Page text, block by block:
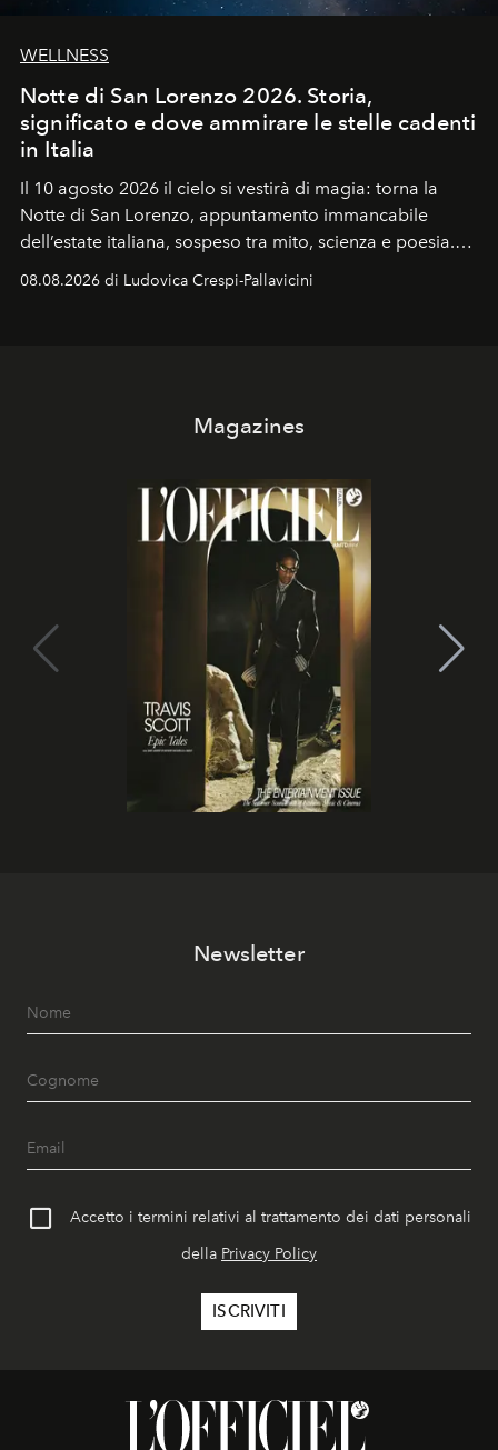
WELLNESS
Notte di San Lorenzo 2026. Storia,
significato e dove ammirare le stelle cadenti
in Italia
Il 10 agosto 2026 il cielo si vestirà di magia: torna la
Notte di San Lorenzo, appuntamento immancabile
dell’estate italiana, sospeso tra mito, scienza e poesia.
celeste per seguire il passaggio delle
08.08.2026 di Ludovica Crespi-Pallavicini
Magazines
Newsletter
Accetto i termini relativi al trattamento dei dati personali
della Privacy Policy